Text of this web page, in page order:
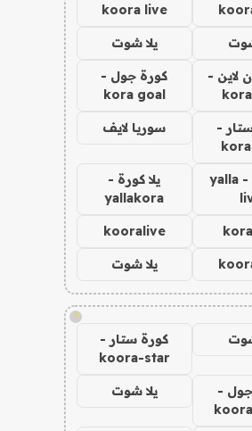
koora live
يلا شوت
لاين -
كورة جول -
kora goal
-
سوريا لايف
يلا لايف - yalla
يلا كورة -
yallakora
kooralive
يلا شوت
!
كورة ستار -
koora-star
-
يلا شوت